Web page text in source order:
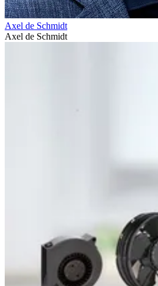
Axel de Schmidt
Axel de Schmidt